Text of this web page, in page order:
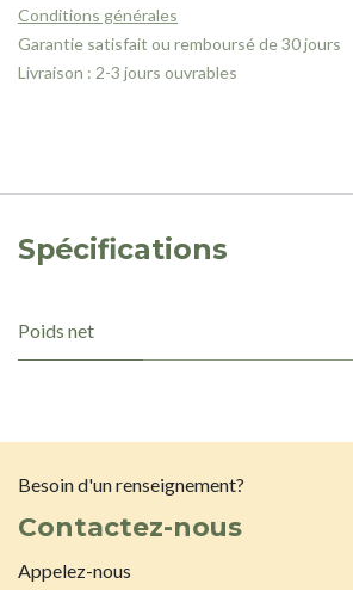
Conditions générales
Garantie satisfait ou remboursé de 30 jours
Livraison : 2-3 jours ouvrables
Spécifications
Poids net
Besoin d'un renseignement?
Contactez-nous
Appelez-nous